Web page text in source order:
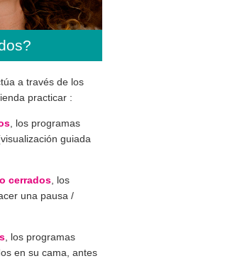
a través de los
practicar :
, los programas
guiada
cerrados , los
una pausa /
, los programas
en su cama, antes